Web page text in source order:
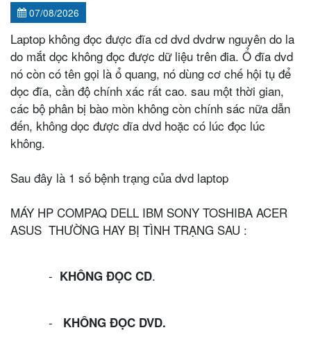
07/08/2026
Laptop không đọc được đĩa cd dvd dvdrw nguyên do la
do mắt dọc không đọc được dữ liệu trên đia. Ổ đĩa dvd
nó còn có tên gọi là ổ quang, nó dùng cơ chế hội tụ để
dọc đĩa, cần độ chính xác rất cao. sau một thời gian,
các bộ phân bị bào mòn không còn chính sác nữa dẫn
đến, không dọc được dĩa dvd hoặc có lúc đọc lúc
không.
Sau đây là 1 số bệnh trạng của dvd laptop
MÁY HP COMPAQ DELL IBM SONY TOSHIBA ACER
ASUS THƯỜNG HAY BỊ TÌNH TRẠNG SAU :
- KHÔNG ĐỌC CD.
- KHÔNG ĐỌC DVD.